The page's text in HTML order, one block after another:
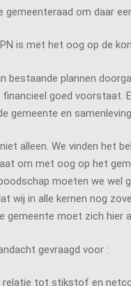
gemeenteraad om daar
is met het oog op de
bestaande plannen
goed voorstaat.
gemeente en
alleen. We vinden het
om met oog op het
moeten we wel
wij in alle kernen nog
gemeente moet zich hier
gevraagd voor :
relatie tot stikstof en